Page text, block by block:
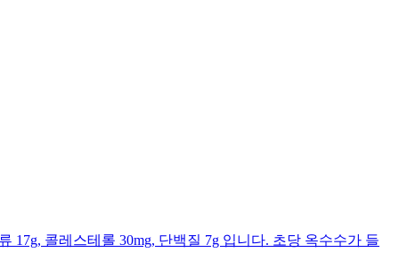
17g, 콜레스테롤 30mg, 단백질 7g 입니다. 초당 옥수수가 들